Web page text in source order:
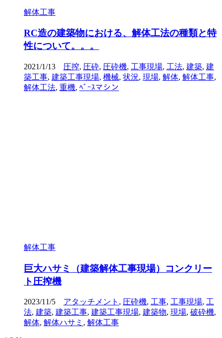
解体工事
RC造の建築物における、解体工法の種類と特
性について。。。
2021/1/13 圧搾, 圧砕, 圧砕機, 工事現場, 工法, 建築, 建
築工事, 建築工事現場, 機械, 状況, 現場, 解体, 解体工事,
解体工法, 重機, ﾍﾞｰｽマシン
解体工事
巨大ハサミ（建築解体工事現場）コンクリー
ト圧搾機
2023/11/5 アタッチメント , 圧砕機, 工事, 工事現場, 工
法, 建築, 建築工事, 建築工事現場, 建築物, 現場, 破砕機,
解体, 解体ハサミ , 解体工事